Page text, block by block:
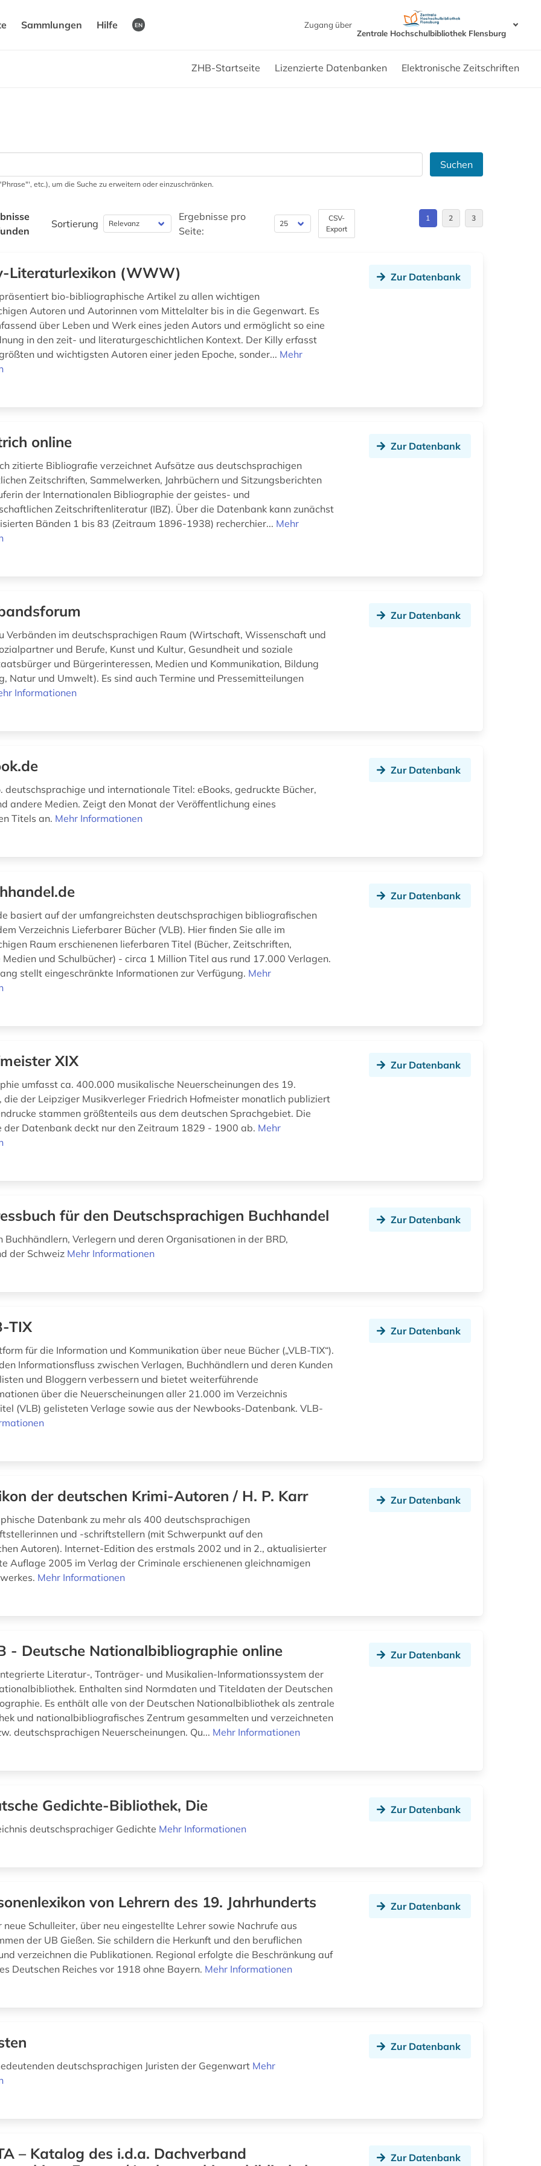
Sammlungen Hilfe EN
Zugang über
Zentrale Hochschulbibliothek Flensburg
ZHB-Startseite Lizenzierte Datenbanken Elektronische Zeitschriften
Suchen
etc.), um die Suche zu erweitern oder einzuschränken.
Sortierung
Ergebnisse pro
Seite:
CSV-
Export
1 2 3
Literaturlexikon (WWW)
bio-bibliographische Artikel zu allen wichtigen
Autoren und Autorinnen vom Mittelalter bis in die Gegenwart. Es
über Leben und Werk eines jeden Autors und ermöglicht so eine
in den zeit- und literaturgeschichtlichen Kontext. Der Killy erfasst
und wichtigsten Autoren einer jeden Epoche, sonder... Mehr
Zur Datenbank
online
zitierte Bibliografie verzeichnet Aufsätze aus deutschsprachigen
Zeitschriften, Sammelwerken, Jahrbüchern und Sitzungsberichten
der Internationalen Bibliographie der geistes- und
Zeitschriftenliteratur (IBZ). Über die Datenbank kann zunächst
Bänden 1 bis 83 (Zeitraum 1896-1938) recherchier... Mehr
Zur Datenbank
Verbänden im deutschsprachigen Raum (Wirtschaft, Wissenschaft und
und Berufe, Kunst und Kultur, Gesundheit und soziale
und Bürgerinteressen, Medien und Kommunikation, Bildung
Natur und Umwelt). Es sind auch Termine und Pressemitteilungen
Informationen
Zur Datenbank
deutschsprachige und internationale Titel: eBooks, gedruckte Bücher,
andere Medien. Zeigt den Monat der Veröffentlichung eines
Titels an. Mehr Informationen
Zur Datenbank
basiert auf der umfangreichsten deutschsprachigen bibliografischen
Verzeichnis Lieferbarer Bücher (VLB). Hier finden Sie alle im
Raum erschienenen lieferbaren Titel (Bücher, Zeitschriften,
Medien und Schulbücher) - circa 1 Million Titel aus rund 17.000 Verlagen.
stellt eingeschränkte Informationen zur Verfügung. Mehr
Zur Datenbank
XIX
umfasst ca. 400.000 musikalische Neuerscheinungen des 19.
die der Leipziger Musikverleger Friedrich Hofmeister monatlich publiziert
stammen größtenteils aus dem deutschen Sprachgebiet. Die
der Datenbank deckt nur den Zeitraum 1829 - 1900 ab. Mehr
Zur Datenbank
für den Deutschsprachigen Buchhandel
Buchhändlern, Verlegern und deren Organisationen in der BRD,
der Schweiz Mehr Informationen
Zur Datenbank
TIX
für die Information und Kommunikation über neue Bücher („VLB-TIX“).
Informationsfluss zwischen Verlagen, Buchhändlern und deren Kunden
und Bloggern verbessern und bietet weiterführende
über die Neuerscheinungen aller 21.000 im Verzeichnis
(VLB) gelisteten Verlage sowie aus der Newbooks-Datenbank. VLB-
Zur Datenbank
der deutschen Krimi-Autoren / H. P. Karr
Datenbank zu mehr als 400 deutschsprachigen
und -schriftstellern (mit Schwerpunkt auf den
Autoren). Internet-Edition des erstmals 2002 und in 2., aktualisierter
Auflage 2005 im Verlag der Criminale erschienenen gleichnamigen
Mehr Informationen
Zur Datenbank
- Deutsche Nationalbibliographie online
Literatur-, Tonträger- und Musikalien-Informationssystem der
Enthalten sind Normdaten und Titeldaten der Deutschen
Es enthält alle von der Deutschen Nationalbibliothek als zentrale
und nationalbibliografisches Zentrum gesammelten und verzeichneten
deutschsprachigen Neuerscheinungen. Qu... Mehr Informationen
Zur Datenbank
Gedichte-Bibliothek, Die
deutschsprachiger Gedichte Mehr Informationen
Zur Datenbank
von Lehrern des 19. Jahrhunderts
neue Schulleiter, über neu eingestellte Lehrer sowie Nachrufe aus
der UB Gießen. Sie schildern die Herkunft und den beruflichen
verzeichnen die Publikationen. Regional erfolgte die Beschränkung auf
Deutschen Reiches vor 1918 ohne Bayern. Mehr Informationen
Zur Datenbank
deutschsprachigen Juristen der Gegenwart Mehr
Zur Datenbank
– Katalog des i.d.a. Dachverband
Zur Datenbank